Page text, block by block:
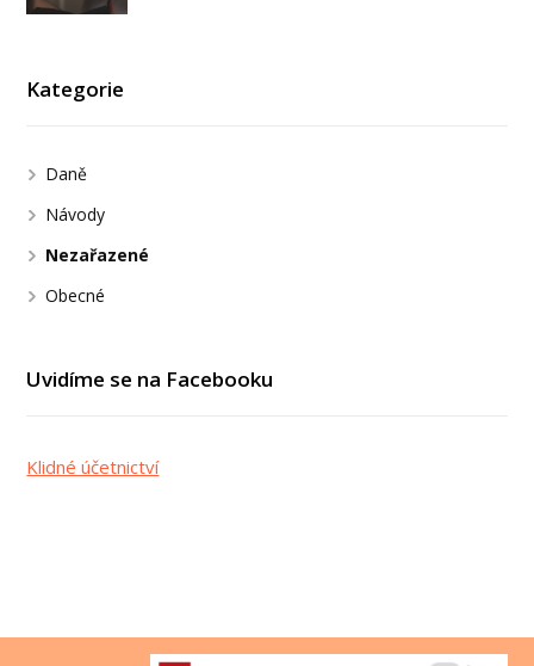
Kategorie
Daně
Návody
Nezařazené
Obecné
Uvidíme se na Facebooku
Klidné účetnictví